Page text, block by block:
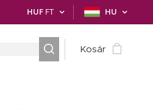
HUF FT HU
Kosár